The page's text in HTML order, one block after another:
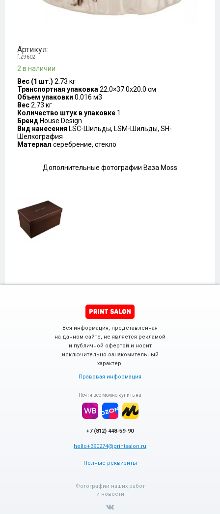
Артикул:
f.Z9602
2 в наличии
Вес (1 шт.) 2.73 кг
Транспортная упаковка 22.0×37.0x20.0 см
Объем упаковки 0.016 м3
Вес2.73 кг
Количество штук в упаковке 1
Бренд House Design
Вид нанесения LSC-Шильды, LSM-Шильды, SH-
Шелкография
Материал серебрение, стекло
Дополнительные фотографии Ваза Moss
Вся информация, представленная
на данном сайте, не является рекламой
и публичной офертой и носит
исключительно ознакомительный
характер.
Правовая информация
Почти все можно купить на
+7 (812) 448-59-90
hello+390274@printsalon.ru
Полные реквизиты
Фотографии наших работ
и новости